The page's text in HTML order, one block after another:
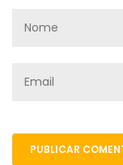
PUBLICAR